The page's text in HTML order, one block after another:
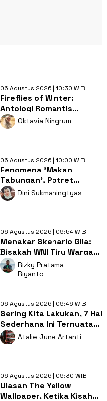
06 Agustus 2026 | 10:30 WIB
Fireflies of Winter:
Antologi Romantis
Tentang Harapan yang
Nyaris Padam
Oktavia Ningrum
06 Agustus 2026 | 10:00 WIB
Fenomena 'Makan
Tabungan', Potret
Rapuhnya Ketahanan
Kelas Menengah
Dini Sukmaningtyas
06 Agustus 2026 | 09:54 WIB
Menakar Skenario Gila:
Bisakah WNI Tiru Warga
Maroko yang Kabur
Lewat Laut?
Rizky Pratama
Riyanto
06 Agustus 2026 | 09:46 WIB
Sering Kita Lakukan, 7 Hal
Sederhana Ini Ternyata
Ciri Khas Orang Indonesia
Asli
Atalie June Artanti
06 Agustus 2026 | 09:30 WIB
Ulasan The Yellow
Wallpaper, Ketika Kisah